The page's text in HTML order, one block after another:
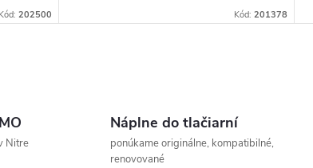
Kód:202500 Kód: 201378
Nitre
Náplne do tlačiarní
ponúkame originálne, kompatibilné,
renovované